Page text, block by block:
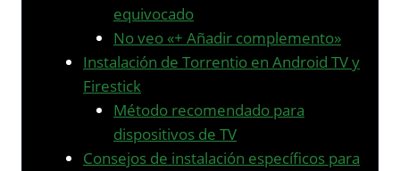
equivocado
No veo «+ Añadir complemento»
Instalación de Torrentio en Android TV y
Firestick
Método recomendado para
dispositivos de TV
Consejos de instalación específicos para